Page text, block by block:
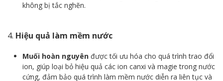
không bị tắc nghẽn.
4. Hiệu quả làm mềm nước
Muối hoàn nguyên được tối ưu hóa cho quá trình trao đổi
ion, giúp loại bỏ hiệu quả các ion canxi và magie trong nước
cứng, đảm bảo quá trình làm mềm nước diễn ra liên tục và